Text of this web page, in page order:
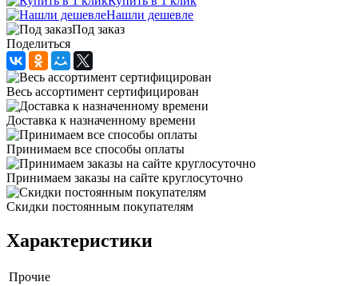
Нашли дешевле
Под заказ
Поделиться
Весь ассортимент сертифицирован
Доставка к назначенному времени
Принимаем все способы оплаты
Принимаем заказы на сайте круглосуточно
Скидки постоянным покупателям
Характеристики
Прочие